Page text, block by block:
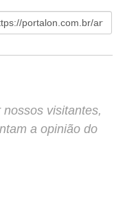
visitantes,
a opinião do